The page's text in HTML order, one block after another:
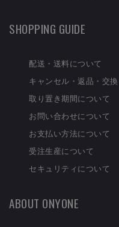
SHOPPING GUIDE
配送・送料について
キャンセル・返品・交換
取り置き期間について
お問い合わせについて
お支払い方法について
受注生産について
セキュリティについて
ABOUT ONYONE